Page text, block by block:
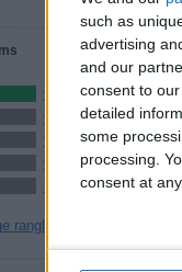
such as
advertising
and our
consent to
detailed
some
processing.
consent at
1 (16,67%)
1 (16,67%)
1 (16,67%)
1 (16,67%)
1 (16,67%)
ranglijst